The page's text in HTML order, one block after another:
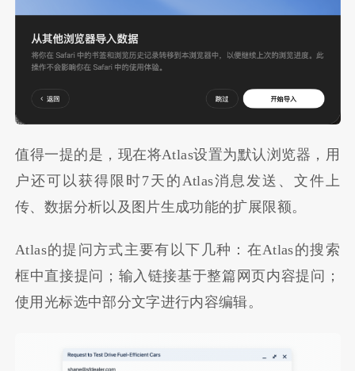
值得一提的是，现在将Atlas设置为默认浏览器，用
户还可以获得限时7天的Atlas消息发送、文件上
传、数据分析以及图片生成功能的扩展限额。
Atlas的提问方式主要有以下几种：在Atlas的搜索
框中直接提问；输入链接基于整篇网页内容提问；
使用光标选中部分文字进行内容编辑。